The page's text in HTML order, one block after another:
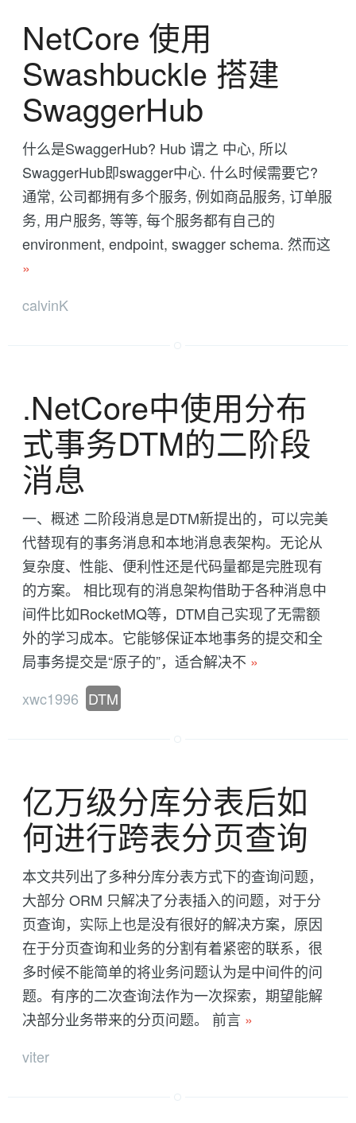
NetCore 使用
Swashbuckle 搭建
SwaggerHub
什么是SwaggerHub? Hub 谓之 中心, 所以
SwaggerHub即swagger中心. 什么时候需要它?
通常, 公司都拥有多个服务, 例如商品服务, 订单服
务, 用户服务, 等等, 每个服务都有自己的
environment, endpoint, swagger schema. 然而这
»
calvinK
.NetCore中使用分布
式事务DTM的二阶段
消息
一、概述 二阶段消息是DTM新提出的，可以完美
代替现有的事务消息和本地消息表架构。无论从
复杂度、性能、便利性还是代码量都是完胜现有
的方案。 相比现有的消息架构借助于各种消息中
间件比如RocketMQ等，DTM自己实现了无需额
外的学习成本。它能够保证本地事务的提交和全
局事务提交是“原子的”，适合解决不 »
xwc1996 DTM
亿万级分库分表后如
何进行跨表分页查询
本文共列出了多种分库分表方式下的查询问题，
大部分 ORM 只解决了分表插入的问题，对于分
页查询，实际上也是没有很好的解决方案，原因
在于分页查询和业务的分割有着紧密的联系，很
多时候不能简单的将业务问题认为是中间件的问
题。有序的二次查询法作为一次探索，期望能解
决部分业务带来的分页问题。 前言 »
viter